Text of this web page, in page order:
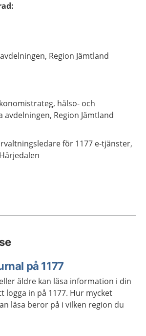
:
Region Jämtland
hälso- och
avdelningen, Region Jämtland
för 1177 e-tjänster,
på 1177
äldre kan läsa information i din
logga in på 1177. Hur mycket
läsa beror på i vilken region du